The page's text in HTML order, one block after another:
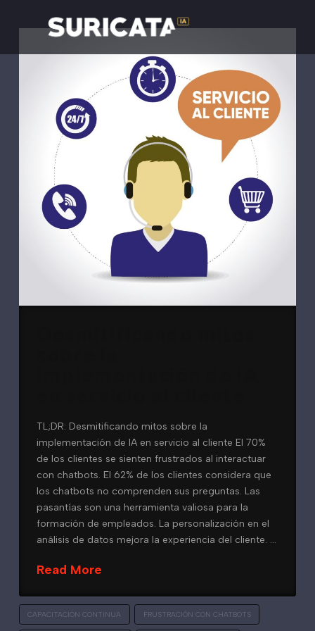
TL;DR: Desmitificando mitos sobre la
implementación de IA en servicio al cliente El 70%
de los clientes se sienten frustrados al interactuar
con chatbots. El 62% de los clientes considera que
los chatbots no comprenden sus preguntas. Las
pasantías son una herramienta valiosa para la
formación de empleados. La personalización en el
análisis de datos mejora la experiencia del cliente. …
Read More
CAPACITACIÓN CONTINUA FRUSTRACIÓN CON CHATBOTS